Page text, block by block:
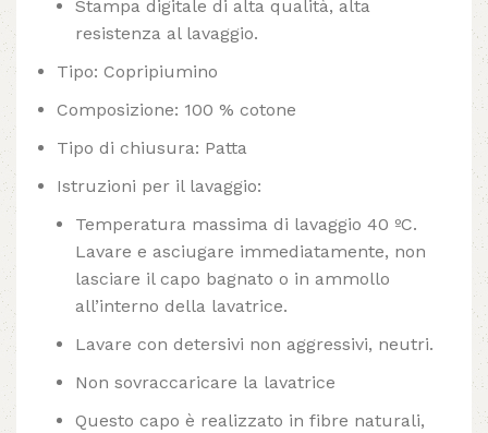
Stampa digitale di alta qualità, alta
resistenza al lavaggio.
Tipo: Copripiumino
Composizione: 100 % cotone
Tipo di chiusura: Patta
Istruzioni per il lavaggio:
Temperatura massima di lavaggio 40 ºC.
Lavare e asciugare immediatamente, non
lasciare il capo bagnato o in ammollo
all’interno della lavatrice.
Lavare con detersivi non aggressivi, neutri.
Non sovraccaricare la lavatrice
Questo capo è realizzato in fibre naturali,